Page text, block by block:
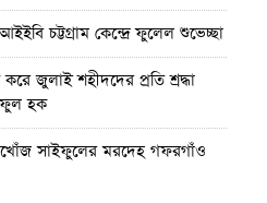
চট্টগ্রাম কেন্দ্রে ফুলেল শুভেচ্ছা
করে জুলাই শহীদদের প্রতি শ্রদ্ধা
হক
সাইফুলের মরদেহ গফরগাঁও